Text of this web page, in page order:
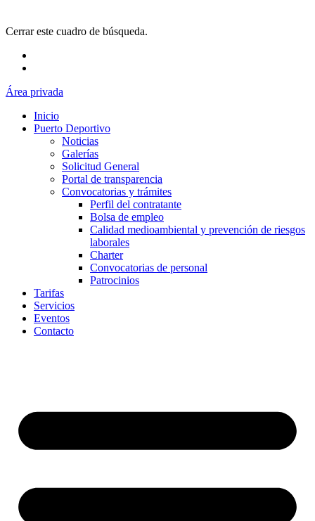
Cerrar este cuadro de búsqueda.
Área privada
Inicio
Puerto Deportivo
Noticias
Galerías
Solicitud General
Portal de transparencia
Convocatorias y trámites
Perfil del contratante
Bolsa de empleo
Calidad medioambiental y prevención de riesgos
laborales
Charter
Convocatorias de personal
Patrocinios
Tarifas
Servicios
Eventos
Contacto